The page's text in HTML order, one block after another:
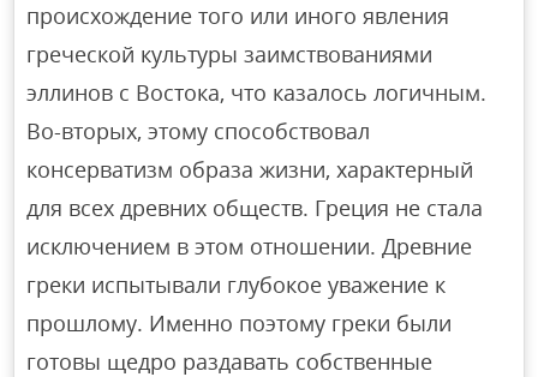
происхождение того или иного явления
греческой культуры заимствованиями
эллинов с Востока, что казалось логичным.
Во-вторых, этому способствовал
консерватизм образа жизни, характерный
для всех древних обществ. Греция не стала
исключением в этом отношении. Древние
греки испытывали глубокое уважение к
прошлому. Именно поэтому греки были
готовы щедро раздавать собственные